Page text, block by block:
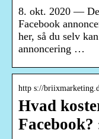
8. okt. 2020 —
Facebook
her, så du selv
annoncering …
http s://
Hvad